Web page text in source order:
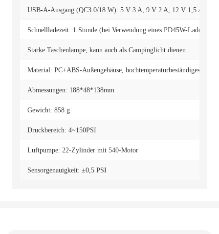
USB-A-Ausgang (QC3.0/18 W): 5 V 3 A, 9 V 2 A, 12 V 1,5 A
Schnellladezeit: 1 Stunde (bei Verwendung eines PD45W-
Starke Taschenlampe, kann auch als Campinglicht dienen.
Material: PC+ABS-Außengehäuse, hochtemperaturbeständiges
Abmessungen: 188*48*138mm
Gewicht: 858 g
Druckbereich: 4~150PSI
Luftpumpe: 22-Zylinder mit 540-Motor
Sensorgenauigkeit: ±0,5 PSI